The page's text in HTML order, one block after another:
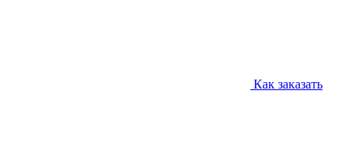
Как заказать